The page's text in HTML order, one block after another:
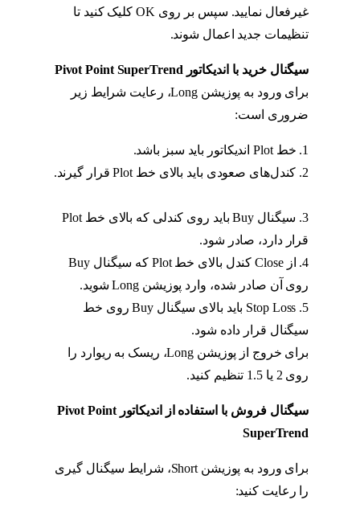
غیرفعال نمایید. سپس بر روی OK کلیک کنید تا
تنظیمات جدید اعمال شوند.
سیگنال خرید با اندیکاتور Pivot Point SuperTrend
برای ورود به پوزیشن Long، رعایت شرایط زیر
ضروری است:
1. خط Plot اندیکاتور باید سبز باشد.
2. کندل‌های صعودی باید بالای خط Plot قرار گیرند.
3. سیگنال Buy باید روی کندلی که بالای خط Plot
قرار دارد، صادر شود.
4. از Close کندل بالای خط Plot که سیگنال Buy
روی آن صادر شده، وارد پوزیشن Long شوید.
5. Stop Loss باید بالای سیگنال Buy روی خط
سیگنال قرار داده شود.
برای خروج از پوزیشن Long، ریسک به ریوارد را
روی 2 یا 1.5 تنظیم کنید.
سیگنال فروش با استفاده از اندیکاتور Pivot Point
SuperTrend
برای ورود به پوزیشن Short، شرایط سیگنال گیری
را رعایت کنید: